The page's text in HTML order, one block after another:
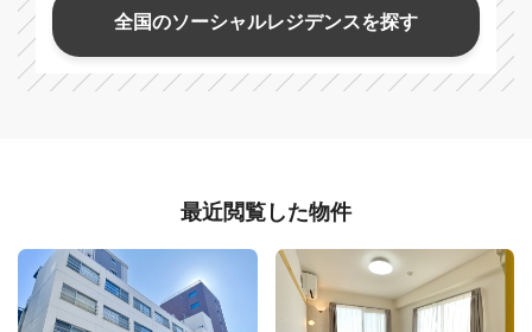
全国のソーシャルレジデンスを探す
最近閲覧した物件